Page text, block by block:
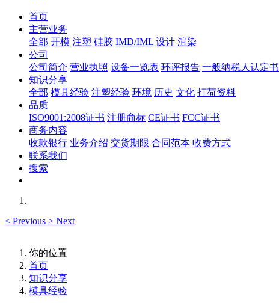
首页
主营业务
全部 开模 注塑 硅胶 IMD/IML 设计 渲染
公司
公司简介 营业执照 设备一览表 环评报告 一般纳税人认定书
知识分享
全部 模具经验 注塑经验 环境 历史 文化 打荷资料
品质
ISO9001:2008证书 注册商标 CE证书 FCC证书
商务内容
收款银行 业务介绍 交货期限 合同范本 收费方式
联系我们
搜索
< Previous > Next
你的位置
首页
知识分享
模具经验